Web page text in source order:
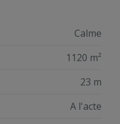
Calme
1120 m²
23 m
A l'acte